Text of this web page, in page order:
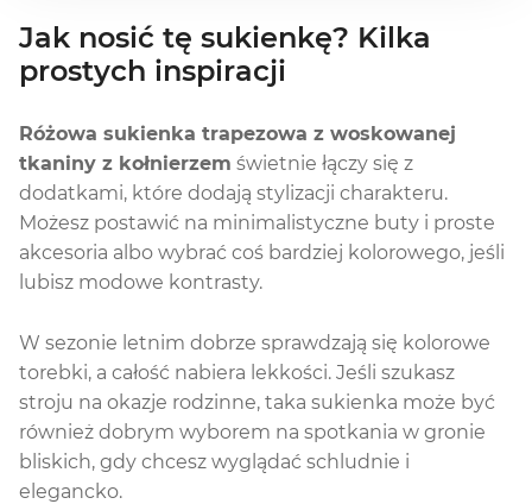
Jak nosić tę sukienkę? Kilka
prostych inspiracji
Różowa sukienka trapezowa z woskowanej
tkaniny z kołnierzem świetnie łączy się z
dodatkami, które dodają stylizacji charakteru.
Możesz postawić na minimalistyczne buty i proste
akcesoria albo wybrać coś bardziej kolorowego, jeśli
lubisz modowe kontrasty.
W sezonie letnim dobrze sprawdzają się kolorowe
torebki, a całość nabiera lekkości. Jeśli szukasz
stroju na okazje rodzinne, taka sukienka może być
również dobrym wyborem na spotkania w gronie
bliskich, gdy chcesz wyglądać schludnie i
elegancko.